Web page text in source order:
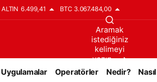
ALTIN 6.499,41 BTC 3.067.484,00
Aramak
istediğiniz
kelimeyi
yazın..
Operatörler Nedir?